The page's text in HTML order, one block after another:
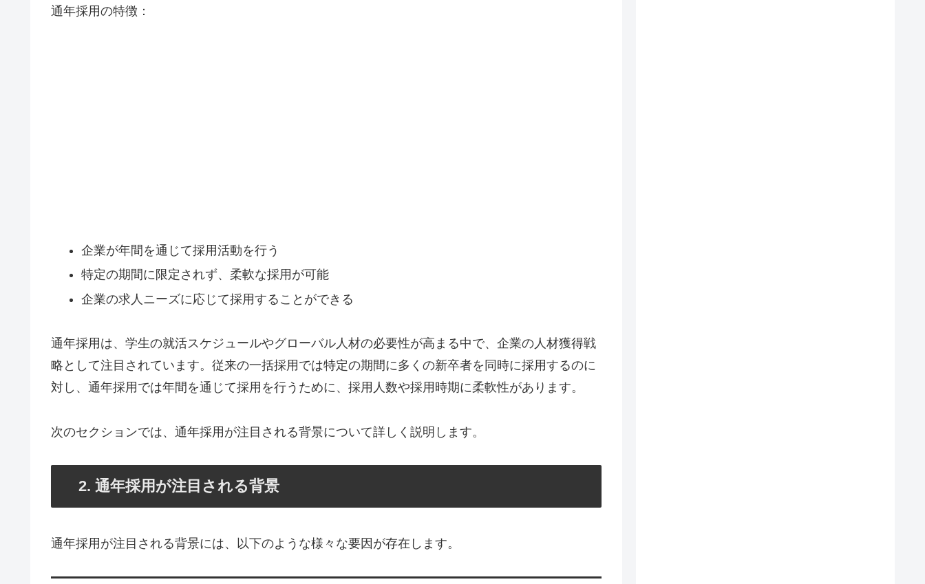
通年採用の特徴：
企業が年間を通じて採用活動を行う
特定の期間に限定されず、柔軟な採用が可能
企業の求人ニーズに応じて採用することができる
通年採用は、学生の就活スケジュールやグローバル人材の必要性が高まる中で、企業の人材獲得戦
略として注目されています。従来の一括採用では特定の期間に多くの新卒者を同時に採用するのに
対し、通年採用では年間を通じて採用を行うために、採用人数や採用時期に柔軟性があります。
次のセクションでは、通年採用が注目される背景について詳しく説明します。
2. 通年採用が注目される背景
通年採用が注目される背景には、以下のような様々な要因が存在します。